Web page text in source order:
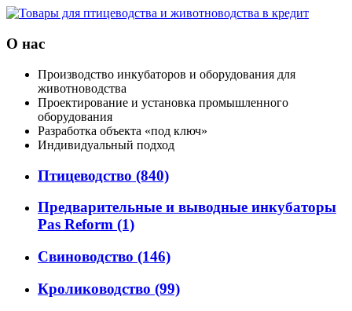
О нас
Производство инкубаторов и оборудования для
животноводства
Проектирование и установка промышленного
оборудования
Разработка объекта «под ключ»
Индивидуальный подход
Птицеводство (840)
Предварительные и выводные инкубаторы
Pas Reform (1)
Свиноводство (146)
Кролиководство (99)